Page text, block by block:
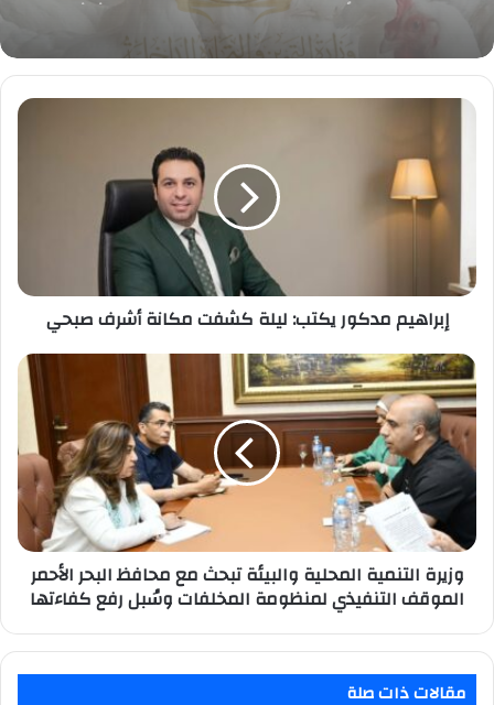
إبراهيم
كشفت
مكانة
صبحي
إبراهيم مدكور يكتب: ليلة كشفت مكانة أشرف صبحي
وزيرة
التنمية
المحلية
والبيئة
تبحث
مع
محافظ
الأحمر
الموقف
التنفيذي
لمنظومة
المخلفات
رفع
وزيرة التنمية المحلية والبيئة تبحث مع محافظ البحر الأحمر
الموقف التنفيذي لمنظومة المخلفات وسُبل رفع كفاءتها
مقالات ذات صلة